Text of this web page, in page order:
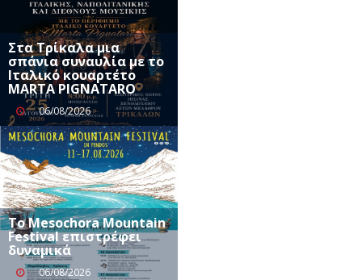
Στα Τρίκαλα μια
σπάνια συναυλία με το
Ιταλικό κουαρτέτο
MARTA PIGNATARO
06/08/2026
Το Mesochora Mountain
Festival επιστρέφει
δυναμικά
06/08/2026